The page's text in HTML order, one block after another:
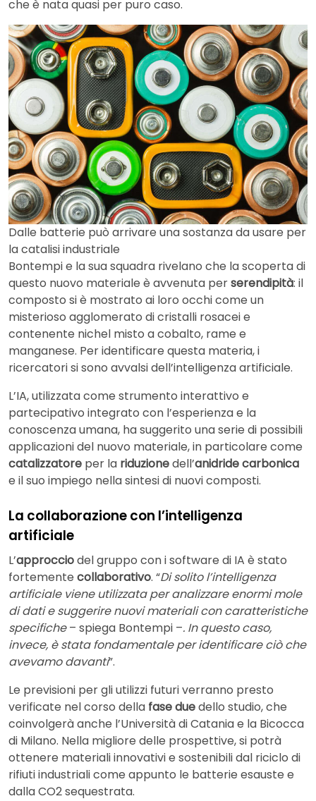
che è nata quasi per puro caso.
Dalle batterie può arrivare una sostanza da usare per
la catalisi industriale
Bontempi e la sua squadra rivelano che la scoperta di
questo nuovo materiale è avvenuta perserendipità: il
composto si è mostrato ai loro occhi come un
misterioso agglomerato di cristalli rosacei e
contenente nichel misto a cobalto, rame e
manganese. Per identificare questa materia, i
ricercatori si sono avvalsi dell’intelligenza artificiale.
L’IA, utilizzata come strumento interattivo e
partecipativo integrato con l’esperienza e la
conoscenza umana, ha suggerito una serie di possibili
applicazioni del nuovo materiale, in particolare come
catalizzatore per la riduzionedell’anidride carbonica
e il suo impiego nella sintesi di nuovi composti.
La collaborazione con l’intelligenza
artificiale
L’approcciodel gruppo con i software di IA è stato
fortemente collaborativo. “Di solito l’intelligenza
artificiale viene utilizzata per analizzare enormi mole
di dati e suggerire nuovi materiali con caratteristiche
specifiche– spiega Bontempi –. In questo caso,
invece, è stata fondamentale per identificare ciò che
avevamo davanti”.
Le previsioni per gli utilizzi futuri verranno presto
verificate nel corso della fase duedello studio, che
coinvolgerà anche l’Università di Catania e la Bicocca
di Milano. Nella migliore delle prospettive, si potrà
ottenere materiali innovativi e sostenibili dal riciclo di
rifiuti industriali come appunto le batterie esauste e
dalla CO2 sequestrata.